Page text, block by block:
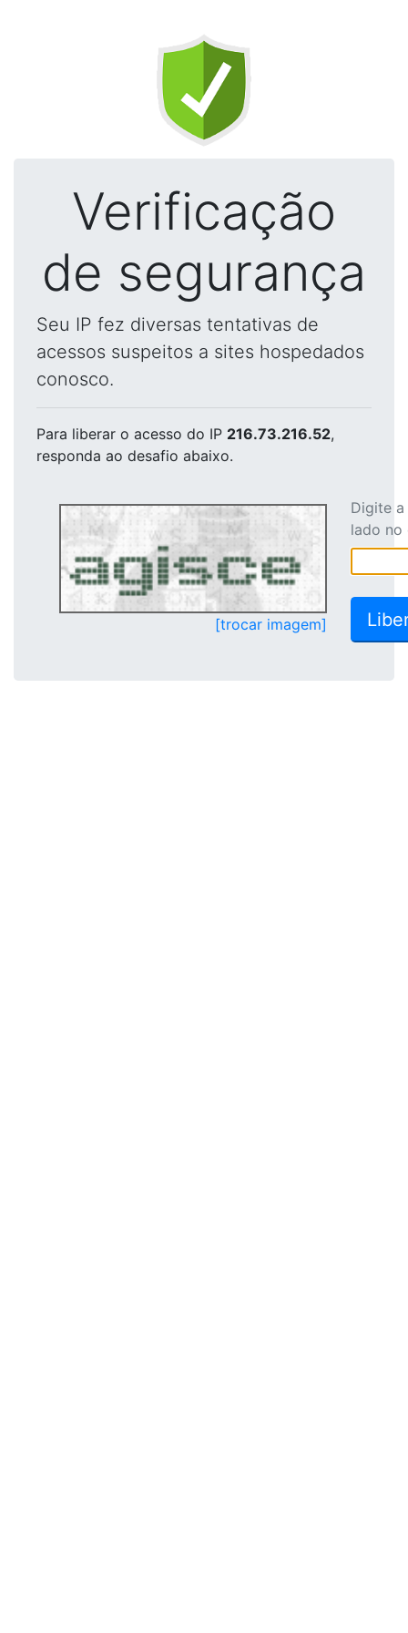
Verificação
de segurança
Seu IP fez diversas tentativas de
acessos suspeitos a sites hospedados
conosco.
Para liberar o acesso do IP 216.73.216.52,
responda ao desafio abaixo.
[trocar imagem]
Digite
lado no